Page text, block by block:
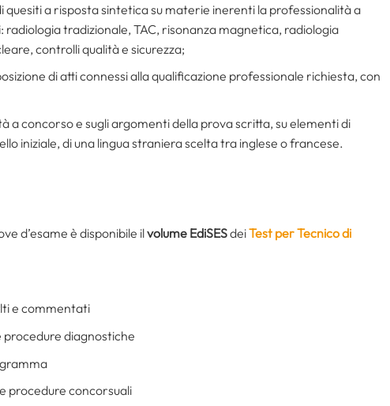
quesiti a risposta sintetica su materie inerenti la professionalità a
tradizionale, TAC, risonanza magnetica, radiologia
controlli qualità e sicurezza;
di atti connessi alla qualificazione professionale richiesta, con
a concorso e sugli argomenti della prova scritta, su elementi di
iniziale, di una lingua straniera scelta tra inglese o francese.
d’esame è disponibile ilvolume EdiSESdeiTest per Tecnico di
e commentati
diagnostiche
procedure concorsuali